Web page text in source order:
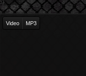
Video MP3